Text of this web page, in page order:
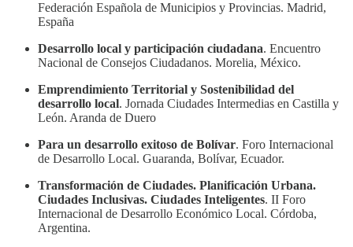
Federación Española de Municipios y Provincias. Madrid,
España
Desarrollo local y participación ciudadana. Encuentro
Nacional de Consejos Ciudadanos. Morelia, México.
Emprendimiento Territorial y Sostenibilidad del
desarrollo local. Jornada Ciudades Intermedias en Castilla y
León. Aranda de Duero
Para un desarrollo exitoso de Bolívar. Foro Internacional
de Desarrollo Local. Guaranda, Bolívar, Ecuador.
Transformación de Ciudades. Planificación Urbana.
Ciudades Inclusivas. Ciudades Inteligentes. II Foro
Internacional de Desarrollo Económico Local. Córdoba,
Argentina.